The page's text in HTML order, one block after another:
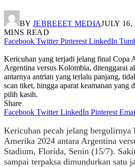
BY JEBREEET MEDIAJULY 16,
MINS READ
Facebook Twitter Pinterest LinkedIn
Kericuhan yang terjadi jelang final Copa
Argentina versus Kolombia, ditenggarai
antarnya antrian yang terlalu panjang,
scan tiket, hingga aparat keamanan yang
pilih kasih.
Share
Facebook Twitter LinkedIn Pinterest
Kericuhan pecah jelang bergulirnya
Amerika 2024 antara Argentina
Stadium, Florida, Senin (15/7).
sampai terpaksa dimundurkan satu